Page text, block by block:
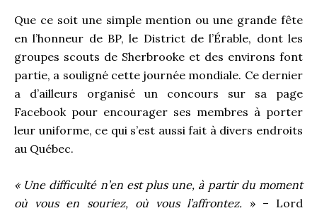
Que ce soit une simple mention ou une grande fête
en l’honneur de BP, le District de l’Érable, dont les
groupes scouts de Sherbrooke et des environs font
partie, a souligné cette journée mondiale. Ce dernier
a d’ailleurs organisé un concours sur sa page
Facebook pour encourager ses membres à porter
leur uniforme, ce qui s’est aussi fait à divers endroits
au Québec.
« Une difficulté n’en est plus une, à partir du moment
où vous en souriez, où vous l’affrontez. » – Lord